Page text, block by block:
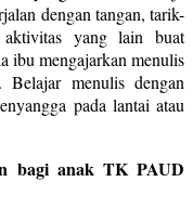
dengan tangan, tarik-
yang lain buat
ibu mengajarkan menulis
Belajar menulis dengan
pada lantai atau
bagi anak TK PAUD